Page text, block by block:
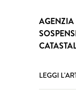
AGENZIA
LEGGI